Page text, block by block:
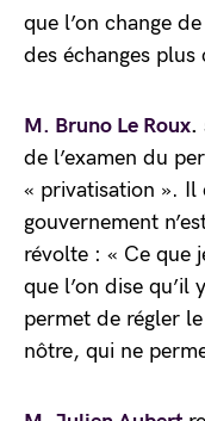
que l’on change
des échanges
M. Bruno Le Roux.
de l’examen du
« privatisation ». Il
gouvernement
révolte : « Ce que
que l’on dise
permet de régler
nôtre, qui ne